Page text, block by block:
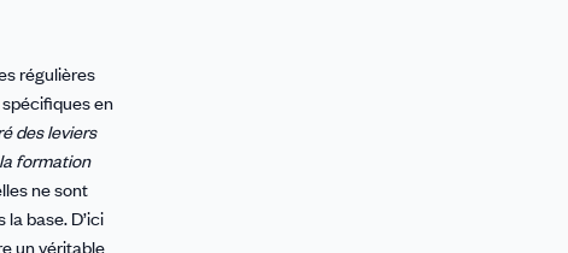
régulières
en
des leviers
formation
ne sont
base. D’ici
un véritable